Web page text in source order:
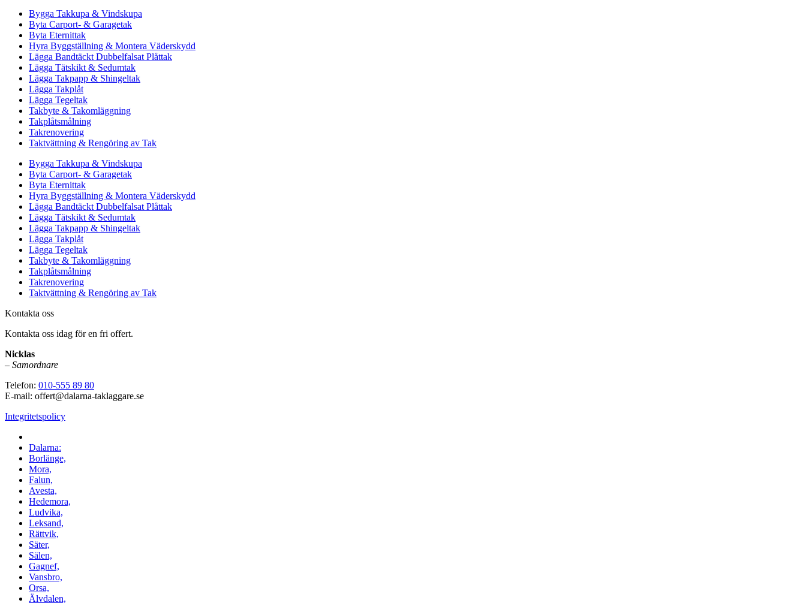
Bygga Takkupa & Vindskupa
Byta Carport- & Garagetak
Byta Eternittak
Hyra Byggställning & Montera Väderskydd
Lägga Bandtäckt Dubbelfalsat Plåttak
Lägga Tätskikt & Sedumtak
Lägga Takpapp & Shingeltak
Lägga Takplåt
Lägga Tegeltak
Takbyte & Takomläggning
Takplåtsmålning
Takrenovering
Taktvättning & Rengöring av Tak
Bygga Takkupa & Vindskupa
Byta Carport- & Garagetak
Byta Eternittak
Hyra Byggställning & Montera Väderskydd
Lägga Bandtäckt Dubbelfalsat Plåttak
Lägga Tätskikt & Sedumtak
Lägga Takpapp & Shingeltak
Lägga Takplåt
Lägga Tegeltak
Takbyte & Takomläggning
Takplåtsmålning
Takrenovering
Taktvättning & Rengöring av Tak
Kontakta oss
Kontakta oss idag för en fri offert.
Nicklas
– Samordnare
Telefon: 010-555 89 80
E-mail: offert@dalarna-taklaggare.se
Integritetspolicy
Dalarna:
Borlänge,
Mora,
Falun,
Avesta,
Hedemora,
Ludvika,
Leksand,
Rättvik,
Säter,
Sälen,
Gagnef,
Vansbro,
Orsa,
Älvdalen,